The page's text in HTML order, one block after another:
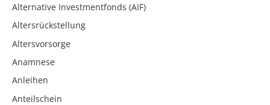
Alternative Investmentfonds (AIF)
Altersrückstellung
Altersvorsorge
Anamnese
Anleihen
Anteilschein